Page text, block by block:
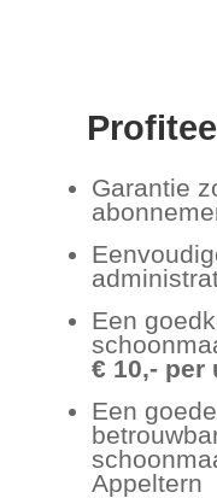
Garantie
Een
€ 10,- per
Een
Appeltern